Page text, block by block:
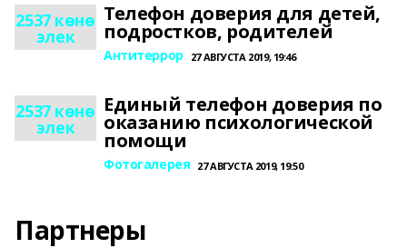
2537 көнө
элек
Телефон доверия для детей,
подростков, родителей
Антитеррор 27 АВГУСТА 2019, 19:46
2537 көнө
элек
Единый телефон доверия по
оказанию психологической
помощи
Фотогалерея 27 АВГУСТА 2019, 19:50
Партнеры